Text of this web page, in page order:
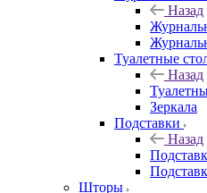
Назад
Туалетные
Назад
Зеркала
Подставки
Назад
Шторы